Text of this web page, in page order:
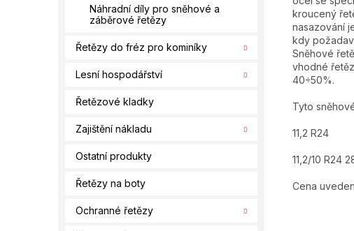
Náhradní díly pro sněhové a
záběrové řetězy
Řetězy do fréz pro kominíky
Lesní hospodářství
Řetězové kladky
Zajištění nákladu
Ostatní produkty
Řetězy na boty
Ochranné řetězy
kroucený
nasazování
kdy
Sněhové
vhodné
40÷50%.
Tyto
11,2 R24
11,2/10 R24
Cena